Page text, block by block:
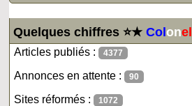
Quelques chiffres ⭐★Colonel
Articles publiés : 4377
Annonces en attente : 90
Sites réformés : 1072